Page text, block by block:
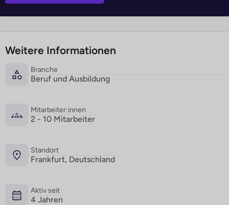
Weitere Informationen
Branche
Beruf und Ausbildung
Mitarbeiter:innen
2 - 10 Mitarbeiter
Standort
Frankfurt, Deutschland
Aktiv seit
4 Jahren